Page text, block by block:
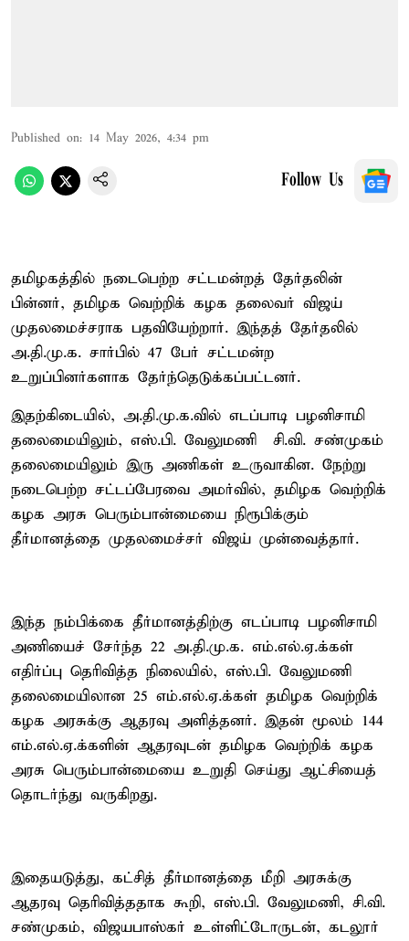
Published on: 14 May 2026, 4:34 pm
Follow Us
தமிழகத்தில் நடைபெற்ற சட்டமன்றத் தேர்தலின்
பின்னர், தமிழக வெற்றிக் கழக தலைவர் விஜய்
முதலமைச்சராக பதவியேற்றார். இந்தத் தேர்தலில்
அ.தி.மு.க. சார்பில் 47 பேர் சட்டமன்ற
உறுப்பினர்களாக தேர்ந்தெடுக்கப்பட்டனர்.
இதற்கிடையில், அ.தி.மு.க.வில் எடப்பாடி பழனிசாமி
தலைமையிலும், எஸ்.பி. வேலுமணி – சி.வி. சண்முகம்
தலைமையிலும் இரு அணிகள் உருவாகின. நேற்று
நடைபெற்ற சட்டப்பேரவை அமர்வில், தமிழக வெற்றிக்
கழக அரசு பெரும்பான்மையை நிரூபிக்கும்
தீர்மானத்தை முதலமைச்சர் விஜய் முன்வைத்தார்.
இந்த நம்பிக்கை தீர்மானத்திற்கு எடப்பாடி பழனிசாமி
அணியைச் சேர்ந்த 22 அ.தி.மு.க. எம்.எல்.ஏ.க்கள்
எதிர்ப்பு தெரிவித்த நிலையில், எஸ்.பி. வேலுமணி
தலைமையிலான 25 எம்.எல்.ஏ.க்கள் தமிழக வெற்றிக்
கழக அரசுக்கு ஆதரவு அளித்தனர். இதன் மூலம் 144
எம்.எல்.ஏ.க்களின் ஆதரவுடன் தமிழக வெற்றிக் கழக
அரசு பெரும்பான்மையை உறுதி செய்து ஆட்சியைத்
தொடர்ந்து வருகிறது.
இதையடுத்து, கட்சித் தீர்மானத்தை மீறி அரசுக்கு
ஆதரவு தெரிவித்ததாக கூறி, எஸ்.பி. வேலுமணி, சி.வி.
சண்முகம், விஜயபாஸ்கர் உள்ளிட்டோருடன், கடலூர்